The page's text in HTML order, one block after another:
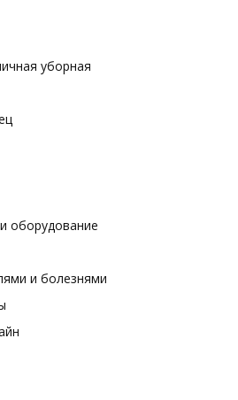
уборная
оборудование
и болезнями